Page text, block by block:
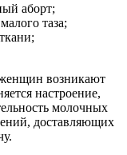
аборт;
таза;
возникают
настроение,
молочных
доставляющих